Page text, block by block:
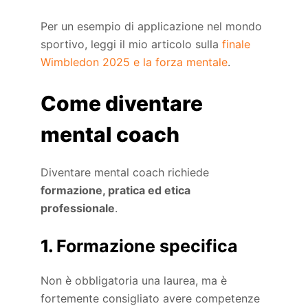
Per un esempio di applicazione nel mondo
sportivo, leggi il mio articolo sullafinale
Wimbledon 2025 e la forza mentale.
Come diventare
mental coach
Diventare mental coach richiede
formazione, pratica ed etica
professionale.
1. Formazione specifica
Non è obbligatoria una laurea, ma è
fortemente consigliato avere competenze